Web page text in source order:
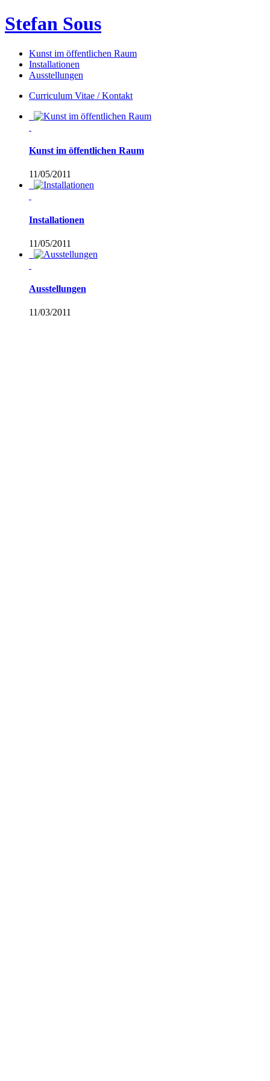
Stefan Sous
Kunst im öffentlichen Raum
Installationen
Ausstellungen
Curriculum Vitae / Kontakt
Kunst im öffentlichen Raum
11/05/2011
Installationen
11/05/2011
Ausstellungen
11/03/2011